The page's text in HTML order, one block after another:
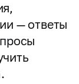
— ответы